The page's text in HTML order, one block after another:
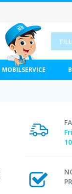
MOBILSERVICE